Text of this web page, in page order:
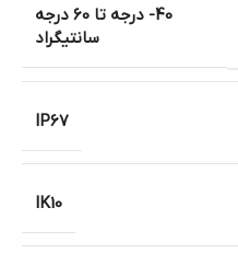
40- درجه تا 60 درجه
سانتیگراد
IP67
IK10